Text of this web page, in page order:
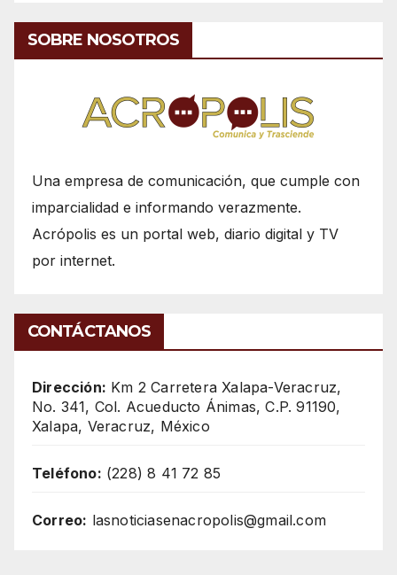
SOBRE NOSOTROS
Una empresa de comunicación, que cumple con
imparcialidad e informando verazmente.
Acrópolis es un portal web, diario digital y TV
por internet.
CONTÁCTANOS
Dirección: Km 2 Carretera Xalapa-Veracruz,
No. 341, Col. Acueducto Ánimas, C.P. 91190,
Xalapa, Veracruz, México
Teléfono: (228) 8 41 72 85
Correo: lasnoticiasenacropolis@gmail.com